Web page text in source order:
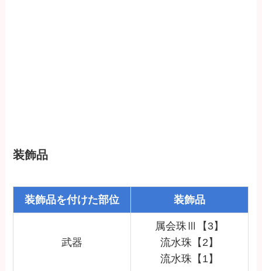
装飾品
装飾品を付けた部位 装飾品
武器
属会珠Ⅲ【3】
流水珠【2】
流水珠【1】